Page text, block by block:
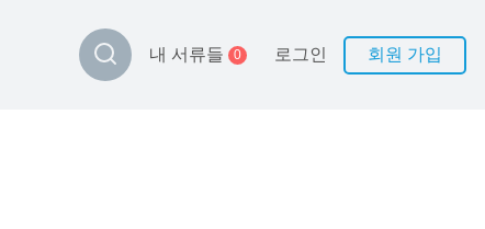
내 서류들 0 로그인 회원 가입